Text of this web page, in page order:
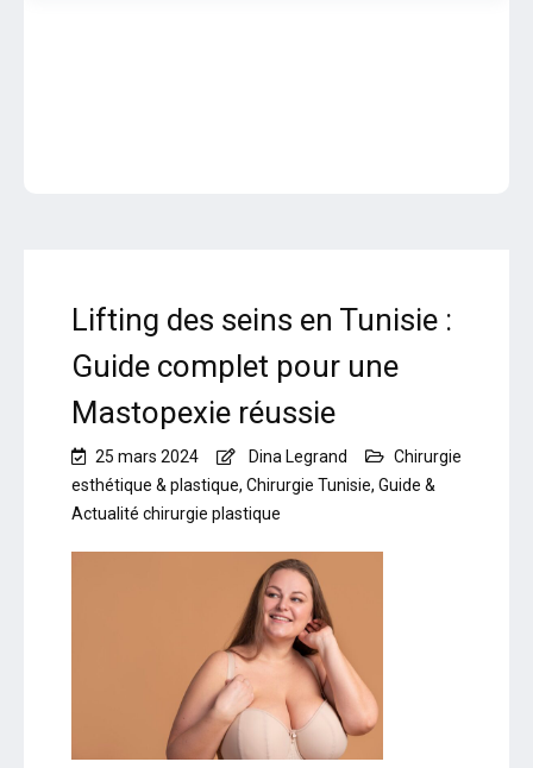
Lifting des seins en Tunisie :
Guide complet pour une
Mastopexie réussie
25 mars 2024 Dina Legrand
Chirurgie
esthétique & plastique, Chirurgie Tunisie, Guide &
Actualité chirurgie plastique